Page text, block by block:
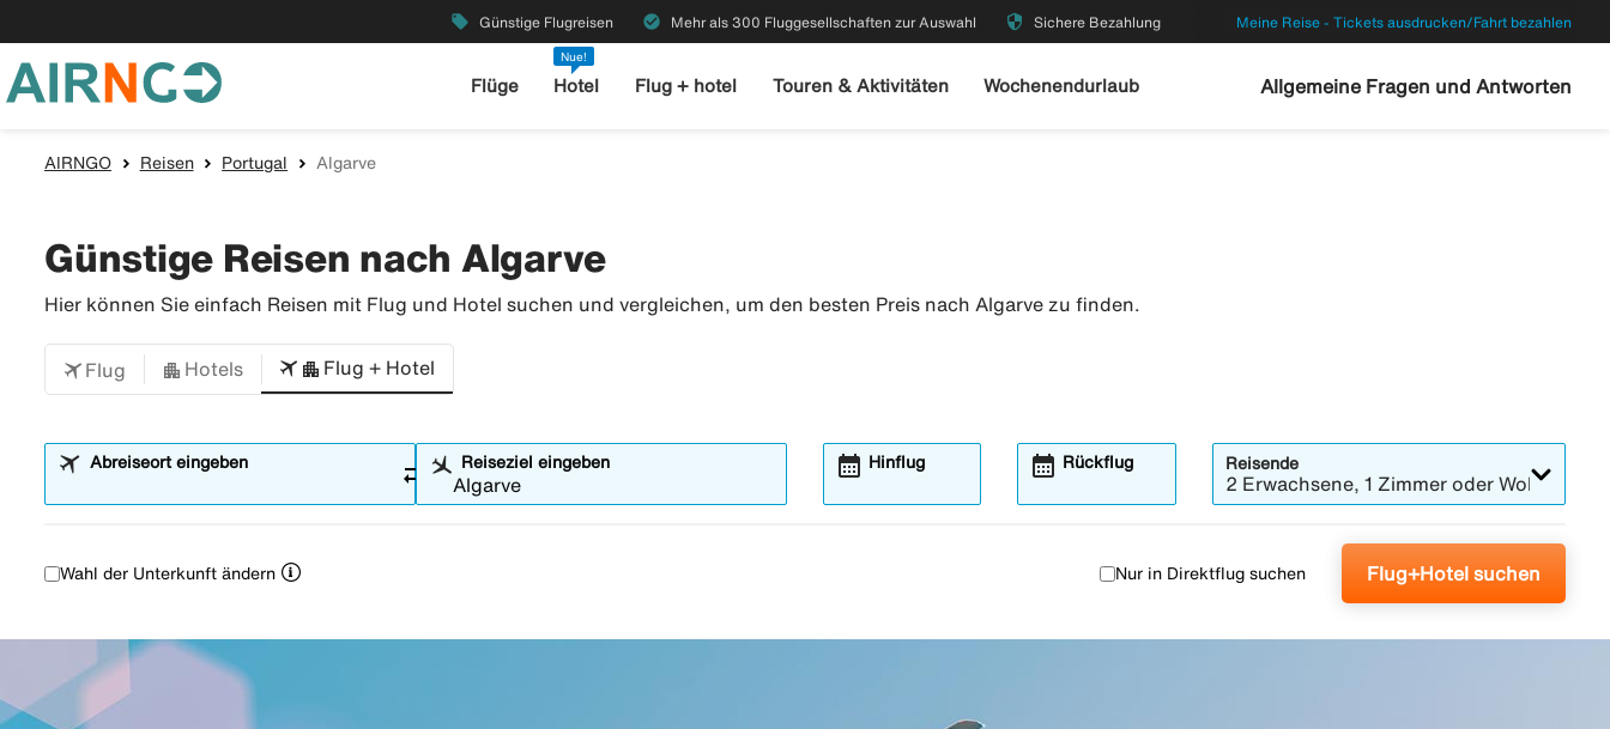
local_offer Günstige Flugreisen check_circle Mehr als 300 Fluggesellschaften zur Auswahl security Sichere Bezahlung Meine Reise - Tickets ausdrucken/Fahrt bezahlen
Flüge
Nue!
Hotel Flug + hotel Touren & Aktivitäten Wochenendurlaub Allgemeine Fragen und Antworten
AIRNGO Reisen Portugal Algarve
Günstige Reisen nach Algarve
Hier können Sie einfach Reisen mit Flug und Hotel suchen und vergleichen, um den besten Preis nach Algarve zu finden.
Flug Hotels Flug + Hotel
Abreiseort eingeben sync_alt Reiseziel eingeben Hinflug
calendar_month Rückflug
calendar_month Reisende
2 Erwachsene, 1 Zimmer oder Wohnung
Wahl der Unterkunft ändern Nur in Direktflug suchen Flug+Hotel suchen